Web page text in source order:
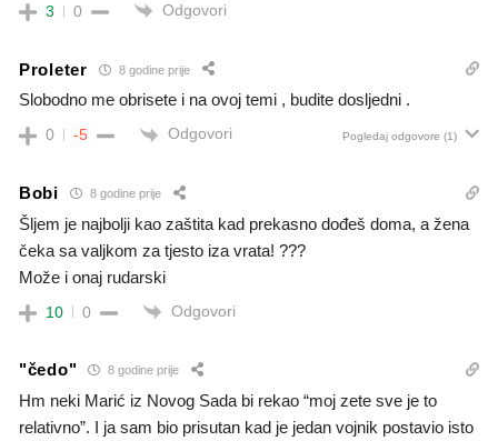
3 0 Odgovori
Proleter 8 godine prije
Slobodno me obrisete i na ovoj temi , budite dosljedni .
0 -5 Odgovori Pogledaj odgovore (1)
Bobi 8 godine prije
Šljem je najbolji kao zaštita kad prekasno dođeš doma, a žena
čeka sa valjkom za tjesto iza vrata! ???
Može i onaj rudarski
10 0 Odgovori
"čedo" 8 godine prije
Hm neki Marić iz Novog Sada bi rekao “moj zete sve je to
relativno”. I ja sam bio prisutan kad je jedan vojnik postavio isto